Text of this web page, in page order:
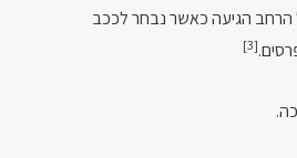
תודעת הקהל הרחב הגיעה כאשר נבחר לככב
[3]